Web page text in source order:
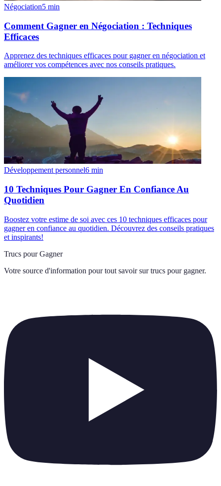
Négociation5 min
Comment Gagner en Négociation : Techniques
Efficaces
Apprenez des techniques efficaces pour gagner en négociation et
améliorer vos compétences avec nos conseils pratiques.
Développement personnel6 min
10 Techniques Pour Gagner En Confiance Au
Quotidien
Boostez votre estime de soi avec ces 10 techniques efficaces pour
gagner en confiance au quotidien. Découvrez des conseils pratiques
et inspirants!
Trucs pour Gagner
Votre source d'information pour tout savoir sur trucs pour gagner.